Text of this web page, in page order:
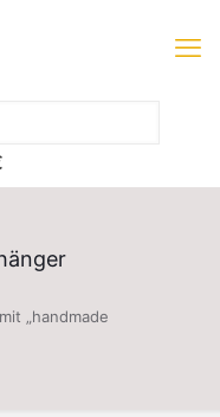
„handmade